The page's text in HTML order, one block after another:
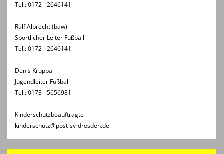
Tel.: 0172 - 2646141
Ralf Albrecht (baw)
Sportlicher Leiter Fußball
Tel.: 0172 - 2646141
Denis Kruppa
Jugendleiter Fußball
Tel.: 0173 - 5656981
Kinderschutzbeauftragte
kinderschutz@post-sv-dresden.de